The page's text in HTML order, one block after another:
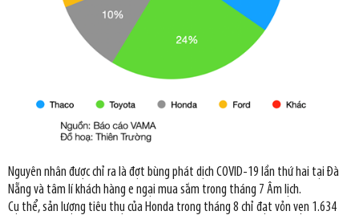
Nguyên nhân được chỉ ra là đợt bùng phát dịch COVID-19 lần thứ hai tại Đà
Nẵng và tâm lí khách hàng e ngại mua sắm trong tháng 7 Âm lịch.
Cụ thể, sản lượng tiêu thụ của Honda trong tháng 8 chỉ đạt vỏn vẹn 1.634